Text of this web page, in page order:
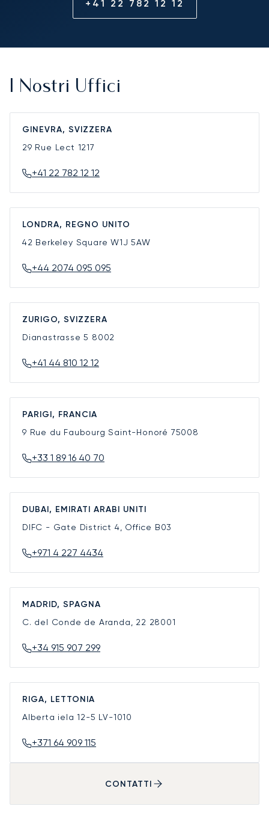
+41 22 782 12 12
I Nostri Uffici
GINEVRA, SVIZZERA
29 Rue Lect 1217
+41 22 782 12 12
LONDRA, REGNO UNITO
42 Berkeley SquareW1J 5AW
+44 2074 095 095
ZURIGO, SVIZZERA
Dianastrasse 5 8002
+41 44 810 12 12
PARIGI, FRANCIA
9 Rue du Faubourg Saint-Honoré 75008
+33 1 89 16 40 70
DUBAI, EMIRATI ARABI UNITI
DIFC - Gate District 4, Office B03
+971 4 227 4434
MADRID, SPAGNA
C. del Conde de Aranda, 22 28001
+34 915 907 299
RIGA, LETTONIA
Alberta iela 12-5 LV-1010
+371 64 909 115
CONTATTI